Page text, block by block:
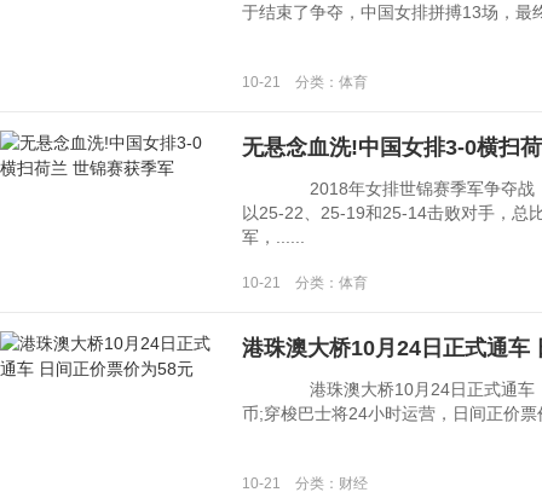
于结束了争夺，中国女排拼搏13场，最
10-21 分类：体育
无悬念血洗!中国女排3-0横扫
2018年女排世锦赛季军争夺战，
以25-22、25-19和25-14击败对手，总
军，......
10-21 分类：体育
港珠澳大桥10月24日正式通车
港珠澳大桥10月24日正式通车
币;穿梭巴士将24小时运营，日间正
10-21 分类：财经